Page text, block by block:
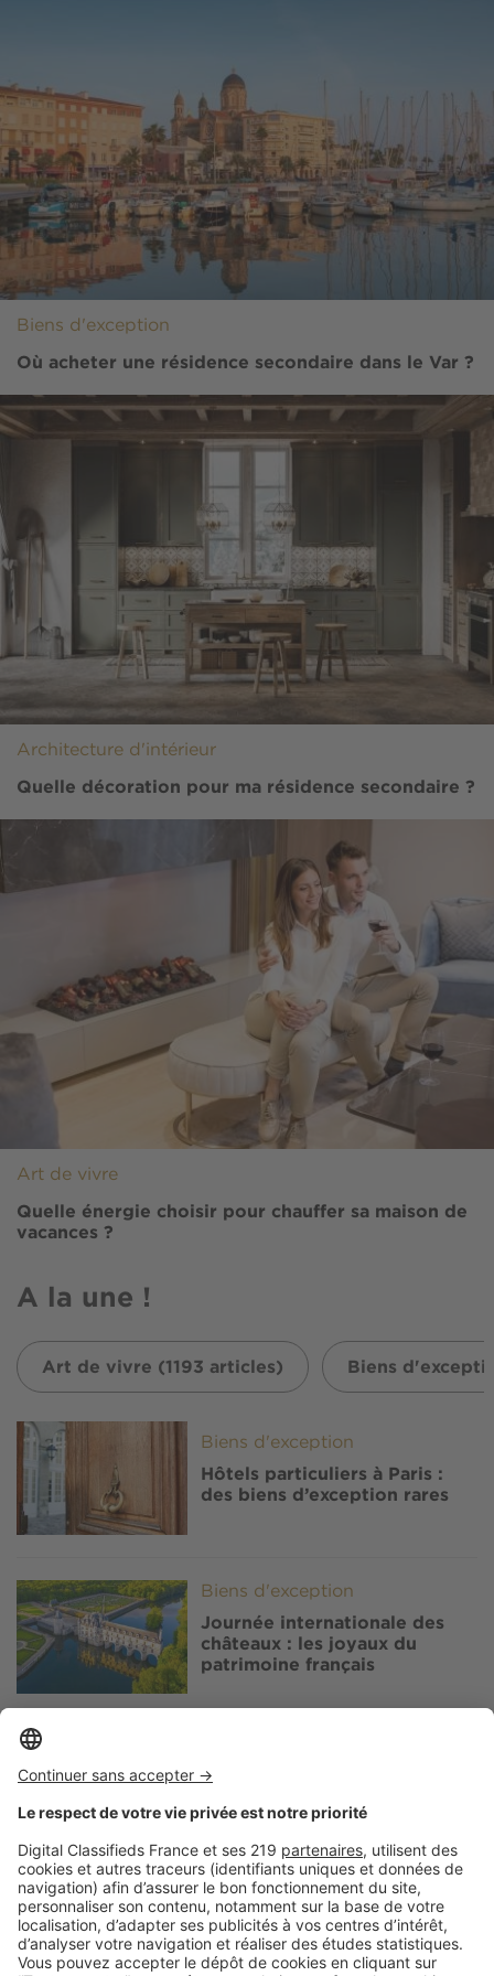
Biens d'exception
Où acheter une résidence secondaire dans le Var ?
Image
Architecture d'intérieur
Quelle décoration pour ma résidence secondaire ?
Image
Art de vivre
Quelle énergie choisir pour chauffer sa maison de
vacances ?
A la une !
Art de vivre (1193 articles) Biens
Image
Biens d'exception
Hôtels particuliers à Paris :
des biens d’exception rares
Image Biens d'exception
Journée internationale des
châteaux : les joyaux du
patrimoine français
Image
Immobilier de prestige : dix
ans de transformation du luxe
résidentiel français
Image
Biens d'exception
Paris 16e : le luxe résidentiel
qui traverse les époques